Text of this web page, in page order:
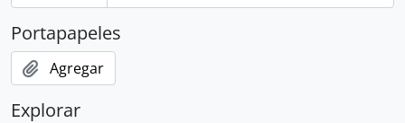
Portapapeles
Agregar
Explorar